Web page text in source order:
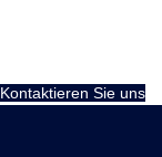
Kontaktieren Sie uns